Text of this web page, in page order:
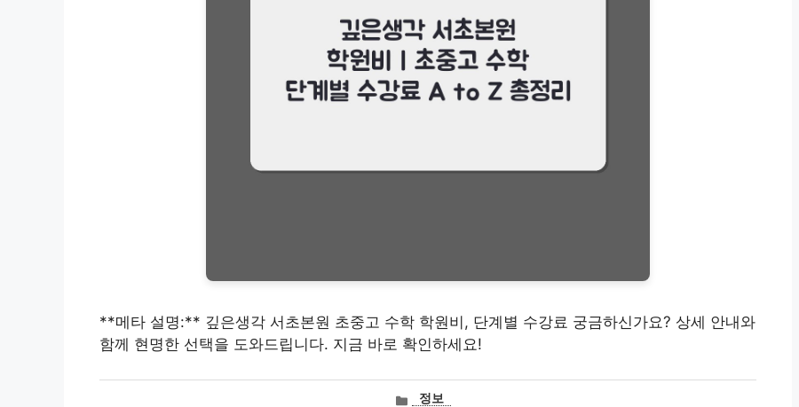
**메타 설명:** 깊은생각 서초본원 초중고 수학 학원비, 단계별 수강료 궁금하신가요? 상세 안내와
함께 현명한 선택을 도와드립니다. 지금 바로 확인하세요!
카정보